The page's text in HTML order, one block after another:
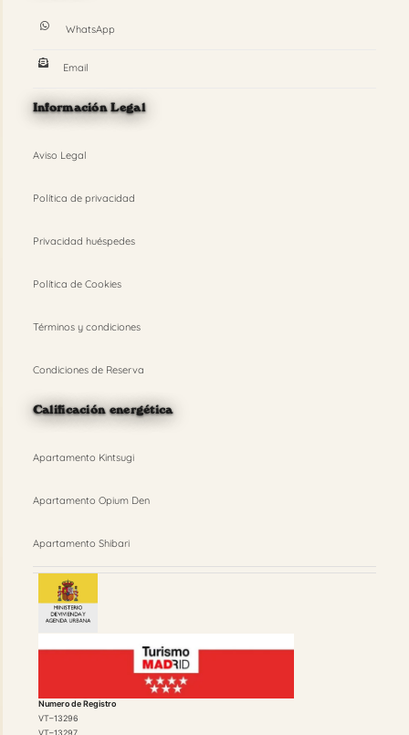
WhatsApp
Email
Información Legal
Aviso Legal
Política de privacidad
Privacidad huéspedes
Política de Cookies
Términos y condiciones
Condiciones de Reserva
Calificación energética
Apartamento Kintsugi
Apartamento Opium Den
Apartamento Shibari
Numero de Registro
VT–13296
VT–13297